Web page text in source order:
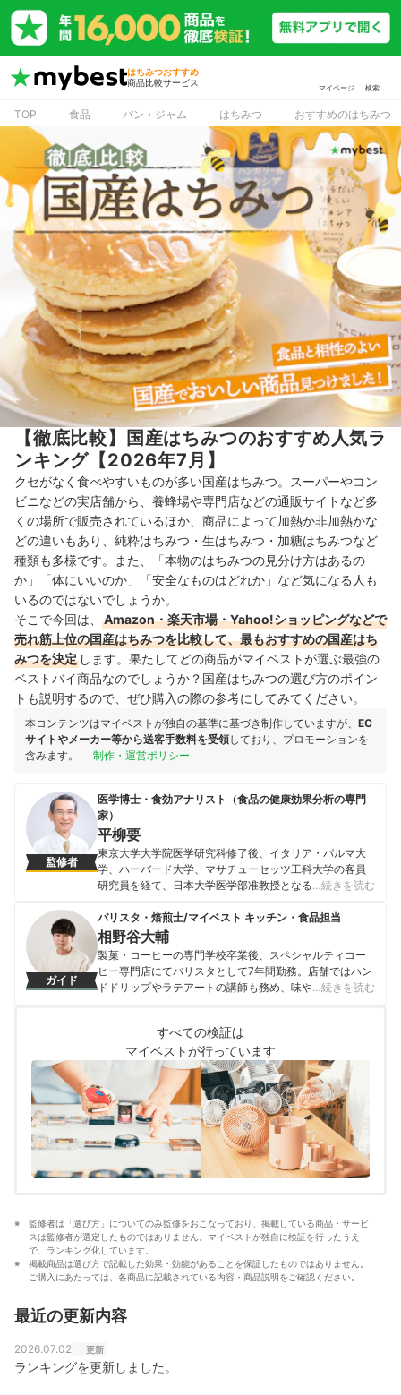
はちみつおすすめ
商品比較サービス
マイページ 検索
TOP 食品 パン・ジャム はちみつ おすすめのはちみつ
【徹底比較】国産はちみつのおすすめ人気ラ
ンキング【2026年7月】
クセがなく食べやすいものが多い国産はちみつ。スーパーやコン
ビニなどの実店舗から、養蜂場や専門店などの通販サイトなど多
くの場所で販売されているほか、商品によって加熱か非加熱かな
どの違いもあり、純粋はちみつ・生はちみつ・加糖はちみつなど
種類も多様です。また、「本物のはちみつの見分け方はあるの
か」「体にいいのか」「安全なものはどれか」など気になる人も
いるのではないでしょうか。
そこで今回は、
Amazon・楽天市場・Yahoo!ショッピングなどで
売れ筋上位の国産はちみつを比較して、最もおすすめの国産はち
みつを決定 します。果たしてどの商品がマイベストが選ぶ最強の
ベストバイ商品なのでしょうか？国産はちみつの選び方のポイン
トも説明するので、ぜひ購入の際の参考にしてみてください。
本コンテンツはマイベストが独自の基準に基づき制作していますが、 EC
サイトやメーカー等から送客手数料を受領しており、プロモーションを
含みます。
制作・運営ポリシー
監修者
医学博士・食効アナリスト（食品の健康効果分析の専門
家）
平柳要
東京大学大学院医学研究科修了後、イタリア・パルマ大
学、ハーバード大学、マサチューセッツ工科大学の客員
研究員を経て、日本大学医学部准教授となる。日本人間
素・潜水医学会の理事や日本衛生学会の評議員などを務
め、現在は（株）食品医学研究所の代表兼所長。健康効
果の高い食品の機能性について科学的根拠（エビデン
ス）に基づくわかりやすい発言や解説に定評があり、TV
出演や著書が多い。
…続きを読む
ガイド
バリスタ・焙煎士/マイベスト キッチン・食品担当
相野谷大輔
製菓・コーヒーの専門学校卒業後、スペシャルティコー
ヒー専門店にてバリスタとして7年間勤務。店舗ではハン
ドドリップやラテアートの講師も務め、味や香りへの繊
調理器具やキッチン雑貨、食品・ドリンク、ギフトアイ
テムなど、食まわり全般の商材の比較検証を担当。「ユ
ーザーの立場に立って考える」をモットーに、日々の業
務に取り組んでいる。また、焙煎士・バリスタとして現
在も現場に立ち、実体験に基づいたリアルなレビューを
届けている。
相野谷大輔のプロフィール
…続きを読む
すべての検証は
マイベストが行っています
監修者は「選び方」についてのみ監修をおこなっており、掲載している商品・サービ
スは監修者が選定したものではありません。マイベストが独自に検証を行ったうえ
で、ランキング化しています。
掲載商品は選び方で記載した効果・効能があることを保証したものではありません。
ご購入にあたっては、各商品に記載されている内容・商品説明をご確認ください。
最近の更新内容
2026.07.02 更新
ランキングを更新しました。